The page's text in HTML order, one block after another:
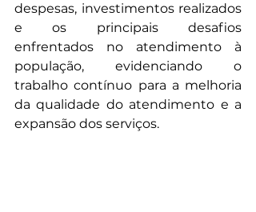
despesas, investimentos realizados
e os principais desafios
enfrentados no atendimento à
população, evidenciando o
trabalho contínuo para a melhoria
da qualidade do atendimento e a
expansão dos serviços.